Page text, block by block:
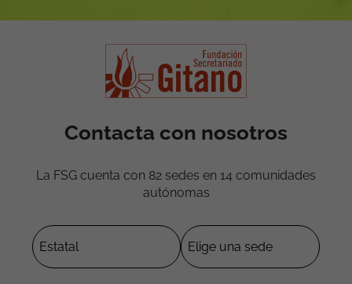
Contacta con nosotros
La FSG cuenta con 82 sedes en 14 comunidades
autónomas